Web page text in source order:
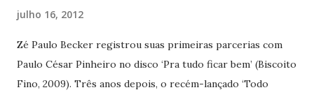
julho 16, 2012
Zé Paulo Becker registrou suas primeiras parcerias com
Paulo César Pinheiro no disco ‘Pra tudo ficar bem’ (Biscoito
Fino, 2009). Três anos depois, o recém-lançado ‘Todo